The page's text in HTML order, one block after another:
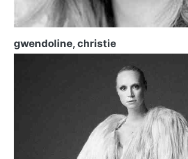
gwendoline, christie